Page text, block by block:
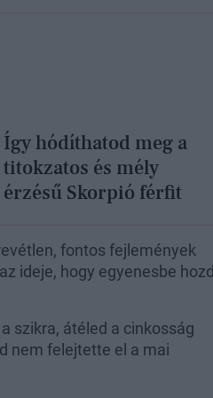
Így hódíthatod meg a
titokzatos és mély
érzésű Skorpió férfit
fontos fejlemények
ideje, hogy egyenesbe hozd
szikra, átéled a cinkosság
nem felejtette el a mai